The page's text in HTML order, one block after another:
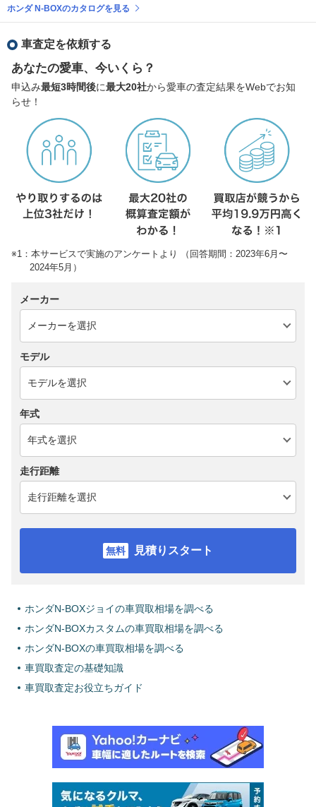
ホンダ N-BOXのカタログを見る
車査定を依頼する
あなたの愛車、今いくら？
申込み最短3時間後に最大20社から愛車の査定結果をWebでお知
らせ！
※1：本サービスで実施のアンケートより （回答期間：2023年6月〜
2024年5月）
メーカー
モデル
年式
走行距離
見積りスタート
ホンダN-BOXジョイの車買取相場を調べる
ホンダN-BOXカスタムの車買取相場を調べる
ホンダN-BOXの車買取相場を調べる
車買取査定の基礎知識
車買取査定お役立ちガイド